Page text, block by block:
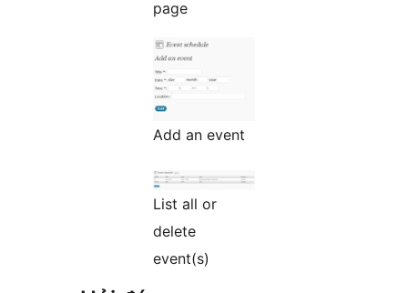
page
Add an event
List all or
delete
event(s)